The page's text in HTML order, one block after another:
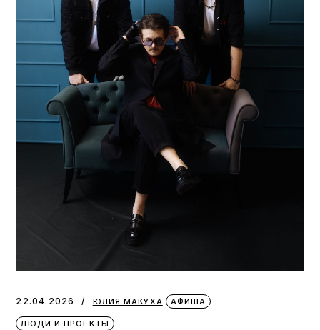
22.04.2026 ЮЛИЯ МАКУХА АФИША
ЛЮДИ И ПРОЕКТЫ